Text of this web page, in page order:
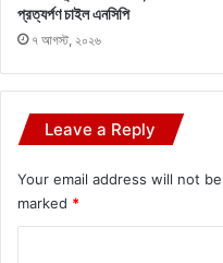
প্রত্যর্পণ চাইল এনসিপি
৭ আগস্ট, ২০২৬
Leave a Reply
Your email address will not
marked *